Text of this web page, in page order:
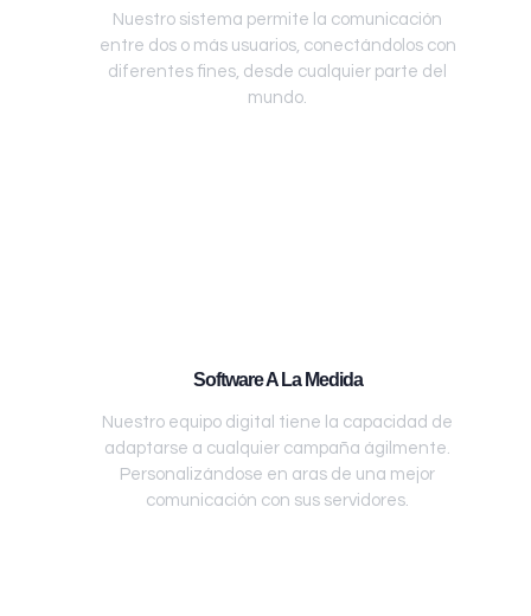
Nuestro sistema permite la comunicación
entre dos o más usuarios, conectándolos con
diferentes fines, desde cualquier parte del
mundo.
Software A La Medida
Nuestro equipo digital tiene la capacidad de
adaptarse a cualquier campaña ágilmente.
Personalizándose en aras de una mejor
comunicación con sus servidores.